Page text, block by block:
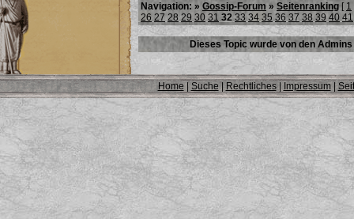
Navigation: » Gossip-Forum » Seitenranking [ 1
26 27 28 29 30 31 32 33 34 35 36 37 38 39 40 41
Dieses Topic wurde von den
Home| Suche | Rechtliches| Impressum|